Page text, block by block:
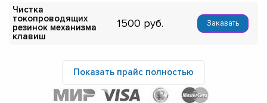
Чистка
токопроводящих
резинок механизма
клавиш
1500 Заказать
Показать прайс полностью